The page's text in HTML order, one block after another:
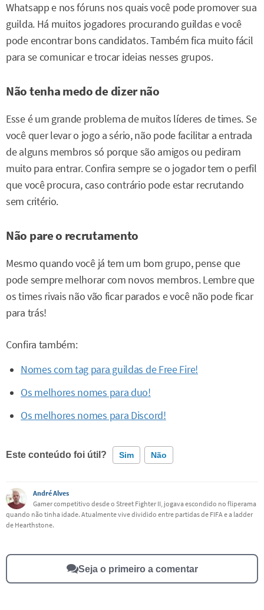
Whatsapp e nos fóruns nos quais você pode promover sua
guilda. Há muitos jogadores procurando guildas e você
pode encontrar bons candidatos. Também fica muito fácil
para se comunicar e trocar ideias nesses grupos.
Não tenha medo de dizer não
Esse é um grande problema de muitos líderes de times. Se
você quer levar o jogo a sério, não pode facilitar a entrada
de alguns membros só porque são amigos ou pediram
muito para entrar. Confira sempre se o jogador tem o perfil
que você procura, caso contrário pode estar recrutando
sem critério.
Não pare o recrutamento
Mesmo quando você já tem um bom grupo, pense que
pode sempre melhorar com novos membros. Lembre que
os times rivais não vão ficar parados e você não pode ficar
para trás!
Confira também:
Nomes com tag para guildas de Free Fire!
Os melhores nomes para duo!
Os melhores nomes para Discord!
Este conteúdo foi útil? Sim Não
Este conteúdo contém informação incorreta
Este conteúdo não tem a informação que procuro
André Alves
Gamer competitivo desde o Street Fighter II, jogava escondido no fliperama
quando não tinha idade. Atualmente vive dividido entre partidas de FIFA e a ladder
de Hearthstone.
Seja o primeiro a comentar